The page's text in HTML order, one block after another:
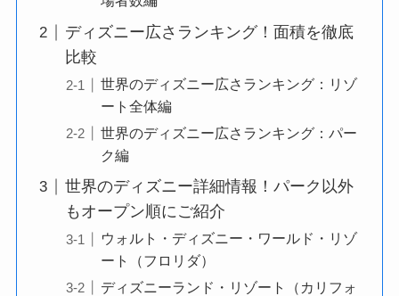
ディズニー広さランキング！面積を徹底
比較
世界のディズニー広さランキング：リゾ
ート全体編
世界のディズニー広さランキング：パー
ク編
世界のディズニー詳細情報！パーク以外
もオープン順にご紹介
ウォルト・ディズニー・ワールド・リゾ
ート（フロリダ）
ディズニーランド・リゾート（カリフォ